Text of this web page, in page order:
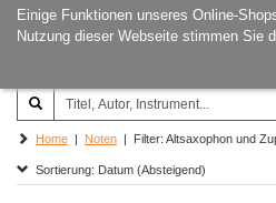
Einige Funktionen unseres Online-
Nutzung dieser Webseite stimmen Sie
Joachim‐Trekel‐Musikverlag,
Hamburg
Home | Noten | Filter: Altsaxophon und
Sortierung: Datum (Absteigend)